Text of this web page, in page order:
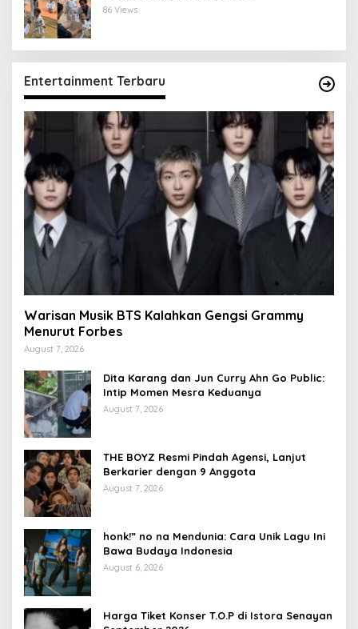
86 Views
Entertainment Terbaru
Warisan Musik BTS Kalahkan Gengsi Grammy
Menurut Forbes
August 7, 2026
Dita Karang dan Jun Curry Ahn Go Public:
Intip Momen Mesra Keduanya
August 7, 2026
THE BOYZ Resmi Pindah Agensi, Lanjut
Berkarier dengan 9 Anggota
August 7, 2026
honk!” no na Mendunia: Cara Unik Lagu Ini
Bawa Budaya Indonesia
August 6, 2026
Harga Tiket Konser T.O.P di Istora Senayan